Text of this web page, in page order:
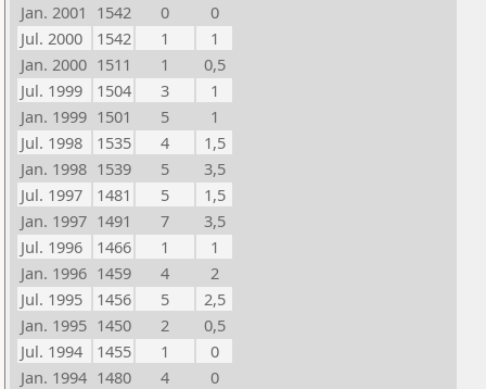
Jan. 2001 1542 0
0
Jul. 2000
1542 1
1
Jan. 2000 1511 1
0,5
Jul. 1999
1504 3
1
Jan. 1999 1501 5
1
Jul. 1998
1535 4
1,5
Jan. 1998 1539 5
3,5
Jul. 1997
1481 5
1,5
Jan. 1997 1491 7
3,5
Jul. 1996
1466 1
1
Jan. 1996 1459 4
2
Jul. 1995
1456 5
2,5
Jan. 1995 1450 2
0,5
Jul. 1994
1455 1
0
Jan. 1994 1480 4
0